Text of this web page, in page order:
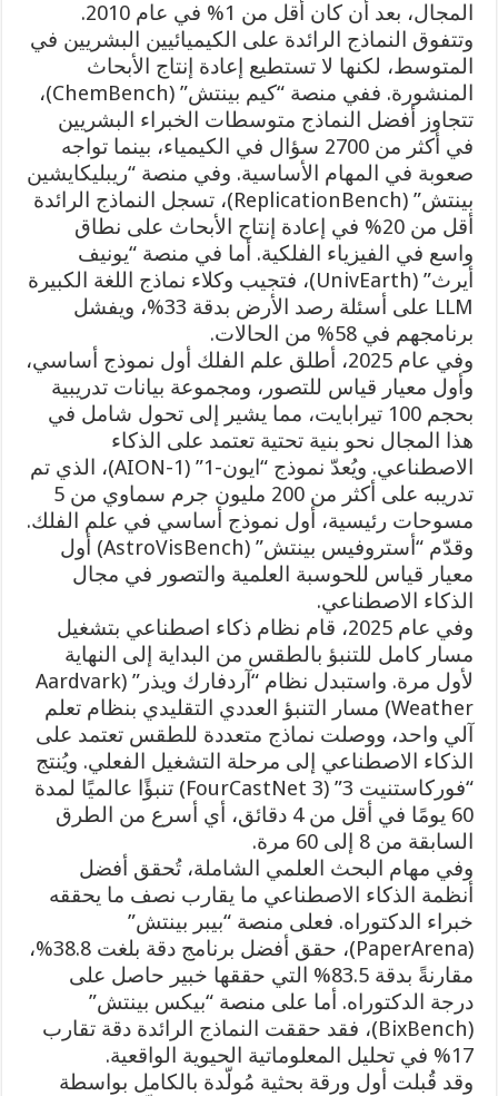
المجال، بعد أن كان أقل من 1% في عام 2010.
وتتفوق النماذج الرائدة على الكيميائيين البشريين في
المتوسط، لكنها لا تستطيع إعادة إنتاج الأبحاث
المنشورة. ففي منصة “كيم بينتش” (ChemBench)،
تتجاوز أفضل النماذج متوسطات الخبراء البشريين
في أكثر من 2700 سؤال في الكيمياء، بينما تواجه
صعوبة في المهام الأساسية. وفي منصة “ريبليكايشين
بينتش” (ReplicationBench)، تسجل النماذج الرائدة
أقل من 20% في إعادة إنتاج الأبحاث على نطاق
واسع في الفيزياء الفلكية. أما في منصة “يونيف
أيرث” (UnivEarth)، فتجيب وكلاء نماذج اللغة الكبيرة
LLM على أسئلة رصد الأرض بدقة 33%، ويفشل
برنامجهم في 58% من الحالات.
وفي عام 2025، أطلق علم الفلك أول نموذج أساسي،
وأول معيار قياس للتصور، ومجموعة بيانات تدريبية
بحجم 100 تيرابايت، مما يشير إلى تحول شامل في
هذا المجال نحو بنية تحتية تعتمد على الذكاء
الاصطناعي. ويُعدّ نموذج “ايون-1” (AION-1)، الذي تم
تدريبه على أكثر من 200 مليون جرم سماوي من 5
مسوحات رئيسية، أول نموذج أساسي في علم الفلك.
وقدّم “أستروفيس بينتش” (AstroVisBench) أول
معيار قياس للحوسبة العلمية والتصور في مجال
الذكاء الاصطناعي.
وفي عام 2025، قام نظام ذكاء اصطناعي بتشغيل
مسار كامل للتنبؤ بالطقس من البداية إلى النهاية
لأول مرة. واستبدل نظام “آردفارك ويذر” (Aardvark
Weather) مسار التنبؤ العددي التقليدي بنظام تعلم
آلي واحد، ووصلت نماذج متعددة للطقس تعتمد على
الذكاء الاصطناعي إلى مرحلة التشغيل الفعلي. ويُنتج
“فوركاستنيت 3” (FourCastNet 3) تنبؤًا عالميًا لمدة
60 يومًا في أقل من 4 دقائق، أي أسرع من الطرق
السابقة من 8 إلى 60 مرة.
وفي مهام البحث العلمي الشاملة، تُحقق أفضل
أنظمة الذكاء الاصطناعي ما يقارب نصف ما يحققه
خبراء الدكتوراه. فعلى منصة “بيبر بينتش”
(PaperArena)، حقق أفضل برنامج دقة بلغت 38.8%،
مقارنةً بدقة 83.5% التي حققها خبير حاصل على
درجة الدكتوراه. أما على منصة “بيكس بينتش”
(BixBench)، فقد حققت النماذج الرائدة دقة تقارب
17% في تحليل المعلوماتية الحيوية الواقعية.
وقد قُبلت أول ورقة بحثية مُولّدة بالكامل بواسطة